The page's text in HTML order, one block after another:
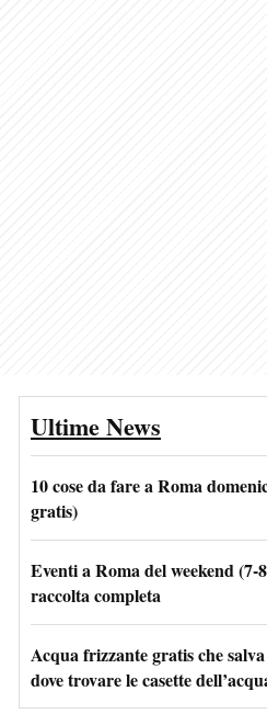
Ultime News
10 cose da fare a Roma
gratis)
Eventi a Roma del weekend (7-
raccolta completa
Acqua frizzante gratis che
dove trovare le casette